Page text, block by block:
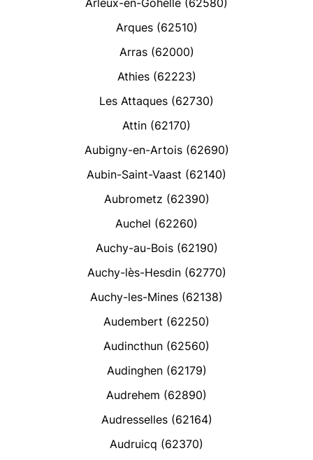
Arques (62510)
Arras (62000)
Athies (62223)
Les Attaques (62730)
Attin (62170)
Aubigny-en-Artois (62690)
Aubin-Saint-Vaast (62140)
Aubrometz (62390)
Auchel (62260)
Auchy-au-Bois (62190)
Auchy-lès-Hesdin (62770)
Auchy-les-Mines (62138)
Audembert (62250)
Audincthun (62560)
Audinghen (62179)
Audrehem (62890)
Audresselles (62164)
Audruicq (62370)